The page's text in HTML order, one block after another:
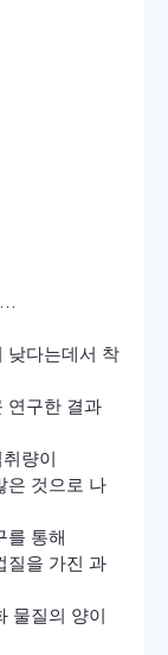
…
낮다는데서 착
연구한 결과
량이
은 것으로 나
를 통해
질을 가진 과
물질의 양이